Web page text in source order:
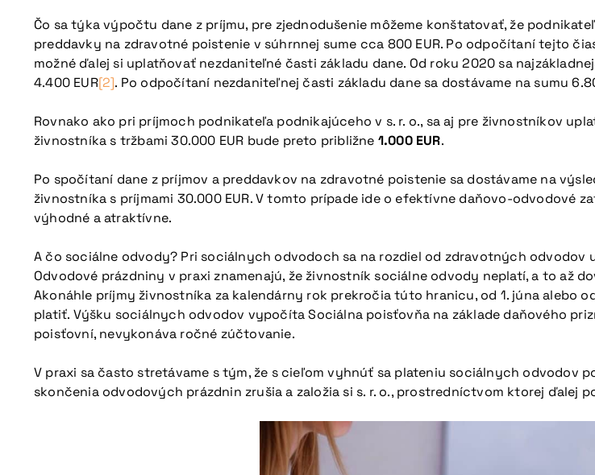
Čo sa týka výpočtu dane z príjmu, pre zjednodušenie môžeme konštatovať, že
preddavky na zdravotné poistenie v súhrnnej sume cca 800 EUR. Po odpočítaní tejto
možné ďalej si uplatňovať nezdaniteľné časti základu dane. Od roku 2020 sa
4.400 EUR[2]. Po odpočítaní nezdaniteľnej časti základu dane sa dostávame na sumu
Rovnako ako pri príjmoch podnikateľa podnikajúceho v s. r. o., sa aj pre živnostníkov
živnostníka s tržbami 30.000 EUR bude preto približne 1.000 EUR.
Po spočítaní dane z príjmov a preddavkov na zdravotné poistenie sa dostávame na
živnostníka s príjmami 30.000 EUR. V tomto prípade ide o efektívne daňovo-odvodové
výhodné a atraktívne.
A čo sociálne odvody? Pri sociálnych odvodoch sa na rozdiel od zdravotných
Odvodové prázdniny v praxi znamenajú, že živnostník sociálne odvody neplatí, a to až
Akonáhle príjmy živnostníka za kalendárny rok prekročia túto hranicu, od 1. júna alebo
platiť. Výšku sociálnych odvodov vypočíta Sociálna poisťovňa na základe daňového
poisťovní, nevykonáva ročné zúčtovanie.
V praxi sa často stretávame s tým, že s cieľom vyhnúť sa plateniu sociálnych odvodov
skončenia odvodových prázdnin zrušia a založia si s. r. o., prostredníctvom ktorej ďalej
Viac informácií